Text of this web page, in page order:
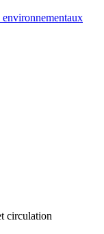
circulation